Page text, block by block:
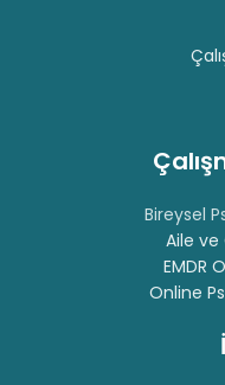
Bireysel
Aile ve
EMDR
Online